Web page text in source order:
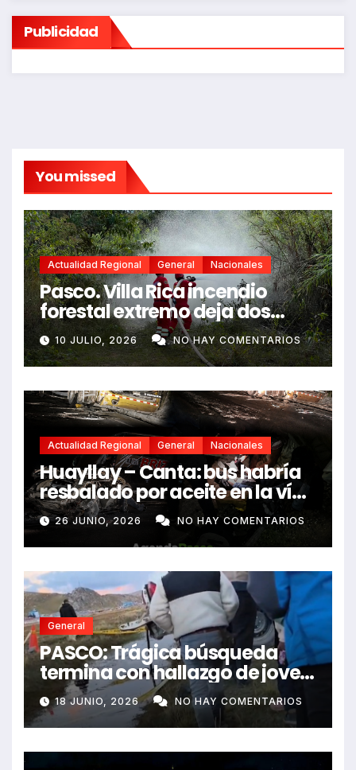
Publicidad
You missed
Actualidad Regional General Nacionales
Pasco. Villa Rica incendio
forestal extremo deja dos
fallecidos y heridos
10 JULIO, 2026 NO HAY COMENTARIOS
Actualidad Regional General Nacionales
Huayllay – Canta: bus habría
resbalado por aceite en la vía
e impactó auto siniestrado
dejando dos fallecidos
26 JUNIO, 2026 NO HAY COMENTARIOS
General
PASCO: Trágica búsqueda
termina con hallazgo de joven
sin vida en Rancas
18 JUNIO, 2026 NO HAY COMENTARIOS